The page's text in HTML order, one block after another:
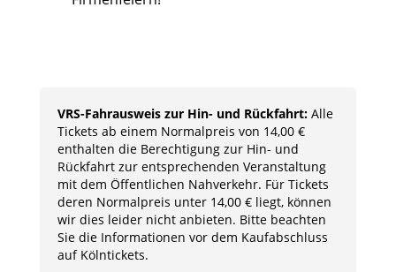
VRS-Fahrausweis zur Hin- und Rückfahrt: Alle
Tickets ab einem Normalpreis von 14,00 €
enthalten die Berechtigung zur Hin- und
Rückfahrt zur entsprechenden Veranstaltung
mit dem Öffentlichen Nahverkehr. Für Tickets
deren Normalpreis unter 14,00 € liegt, können
wir dies leider nicht anbieten. Bitte beachten
Sie die Informationen vor dem Kaufabschluss
auf Kölntickets.